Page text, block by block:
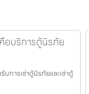
อบริการตู้นิรภัย
บการเช่าตู้นิรภัยและเช่าตู้